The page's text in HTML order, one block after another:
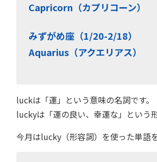
Capricorn（カプリコーン）
みずがめ座（1/20-2/18）
Aquarius（アクエリアス）
luckは「運」という意味の名詞です。
luckyは「運の良い、幸運な」という形
今月はlucky（形容詞）を使った単語